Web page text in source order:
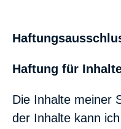
Haftung für
Die Inhalte meiner
der Inhalte kann